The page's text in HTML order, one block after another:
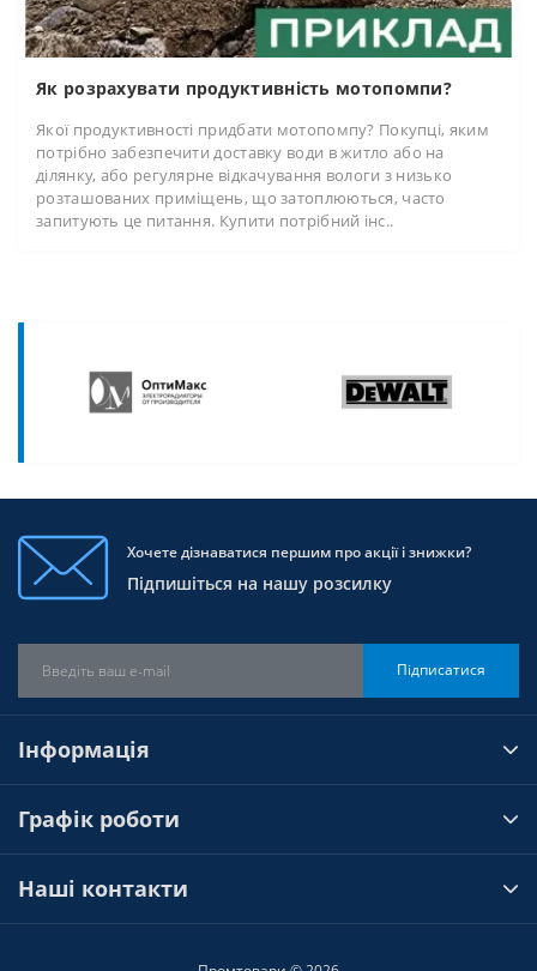
Як розрахувати продуктивність мотопомпи?
Якої продуктивності придбати мотопомпу? Покупці, яким
потрібно забезпечити доставку води в житло або на
ділянку, або регулярне відкачування вологи з низько
розташованих приміщень, що затоплюються, часто
запитують це питання. Купити потрібний інс..
Хочете дізнаватися першим про акції і знижки?
Підпишіться на нашу розсилку
Підписатися
Інформація
Графік роботи
Наші контакти